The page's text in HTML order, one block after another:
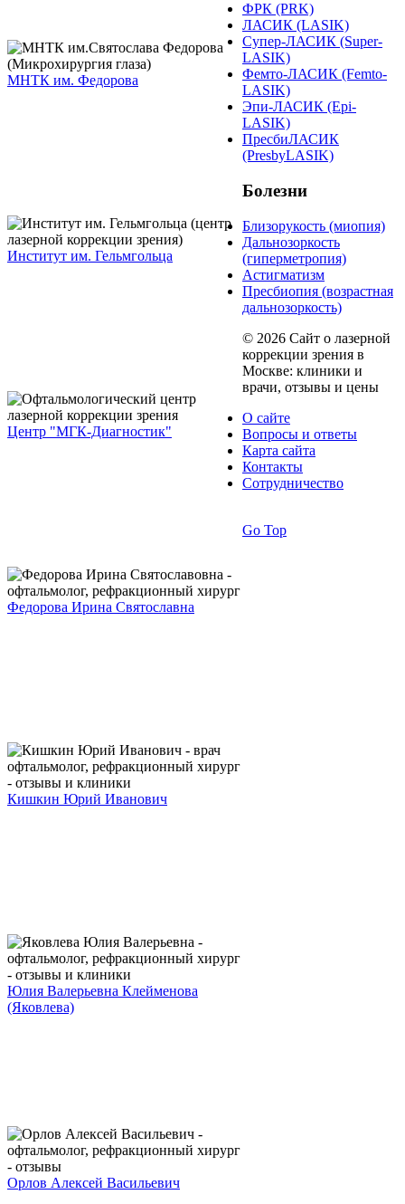
МНТК им. Федорова
Институт им. Гельмгольца
Центр "МГК-Диагностик"
Федорова Ирина Святославна
Кишкин Юрий Иванович
Юлия Валерьевна Клейменова
(Яковлева)
Орлов Алексей Васильевич
ФРК (PRK)
ЛАСИК (LASIK)
Супер-ЛАСИК (Super-
LASIK)
Фемто-ЛАСИК (Femto-
LASIK)
Эпи-ЛАСИК (Epi-
LASIK)
ПресбиЛАСИК
(PresbyLASIK)
Болезни
Близорукость (миопия)
Дальнозоркость
(гиперметропия)
Астигматизм
Пресбиопия (возрастная
дальнозоркость)
© 2026 Сайт о лазерной
коррекции зрения в
Москве: клиники и
врачи, отзывы и цены
О сайте
Вопросы и ответы
Карта сайта
Контакты
Сотрудничество
Go Top